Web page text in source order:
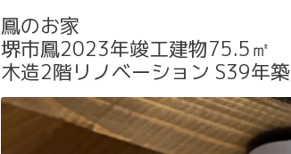
鳳のお家
堺市鳳2023年竣工建物75.5㎡
木造2階リノベーション S39年築